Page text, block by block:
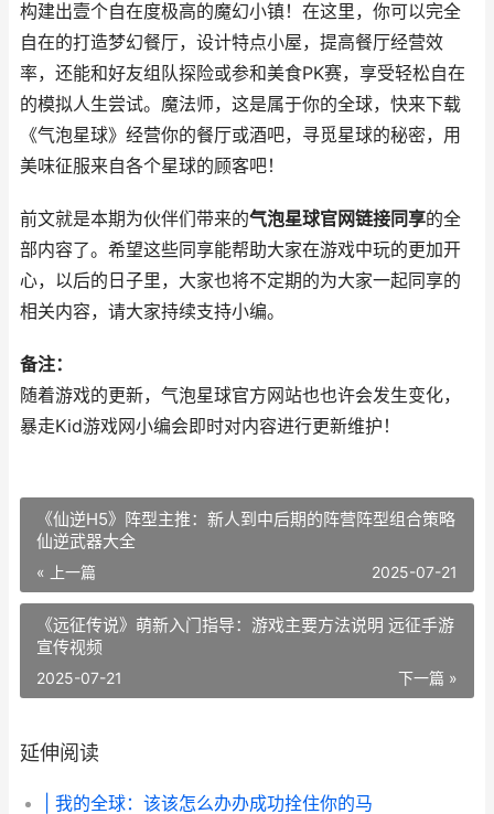
构建出壹个自在度极高的魔幻小镇！在这里，你可以完全
自在的打造梦幻餐厅，设计特点小屋，提高餐厅经营效
率，还能和好友组队探险或参和美食PK赛，享受轻松自在
的模拟人生尝试。魔法师，这是属于你的全球，快来下载
《气泡星球》经营你的餐厅或酒吧，寻觅星球的秘密，用
美味征服来自各个星球的顾客吧！
前文就是本期为伙伴们带来的气泡星球官网链接同享的全
部内容了。希望这些同享能帮助大家在游戏中玩的更加开
心，以后的日子里，大家也将不定期的为大家一起同享的
相关内容，请大家持续支持小编。
备注：
随着游戏的更新，气泡星球官方网站也也许会发生变化，
暴走Kid游戏网小编会即时对内容进行更新维护！
《仙逆H5》阵型主推：新人到中后期的阵营阵型组合策略
仙逆武器大全
« 上一篇 2025-07-21
《远征传说》萌新入门指导：游戏主要方法说明 远征手游
宣传视频
下一篇 »
2025-07-21
延伸阅读
| 我的全球：该该怎么办办成功拴住你的马